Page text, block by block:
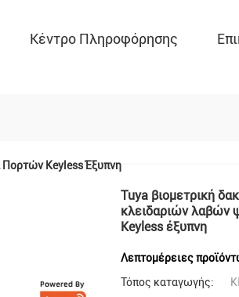
Κέντρο Πληροφόρησης
Keyless Έξυπνη
Tuya βιομετρική
κλειδαριών λαβών
Keyless έξυπνη
Λεπτομέρειες
Τόπος καταγωγής: